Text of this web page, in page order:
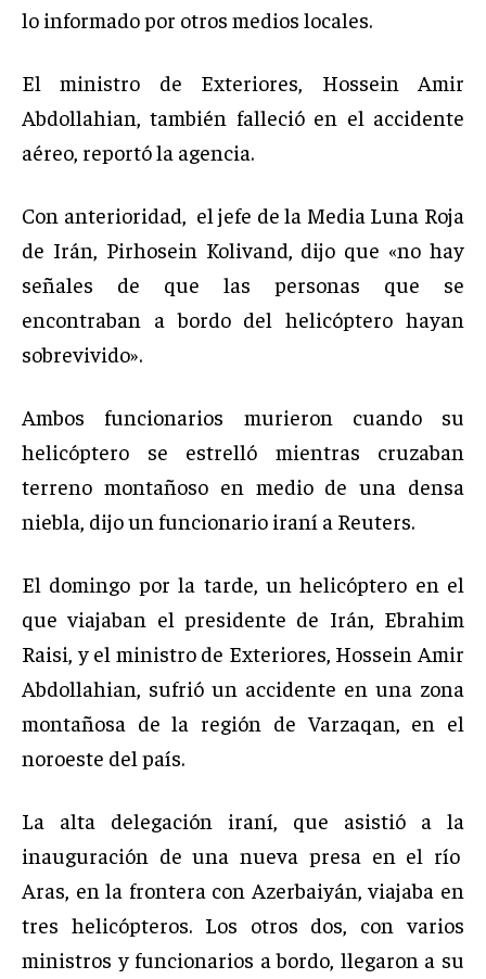
lo informado por otros medios locales.
El ministro de Exteriores, Hossein Amir
Abdollahian, también falleció en el accidente
aéreo, reportó la agencia.
Con anterioridad, el jefe de la Media Luna Roja
de Irán, Pirhosein Kolivand, dijo que «no hay
señales de que las personas que se
encontraban a bordo del helicóptero hayan
sobrevivido».
Ambos funcionarios murieron cuando su
helicóptero se estrelló mientras cruzaban
terreno montañoso en medio de una densa
niebla, dijo un funcionario iraní a Reuters.
El domingo por la tarde, un helicóptero en el
que viajaban el presidente de Irán, Ebrahim
Raisi, y el ministro de Exteriores, Hossein Amir
Abdollahian, sufrió un accidente en una zona
montañosa de la región de Varzaqan, en el
noroeste del país.
La alta delegación iraní, que asistió a la
inauguración de una nueva presa en el río
Aras, en la frontera con Azerbaiyán, viajaba en
tres helicópteros. Los otros dos, con varios
ministros y funcionarios a bordo, llegaron a su